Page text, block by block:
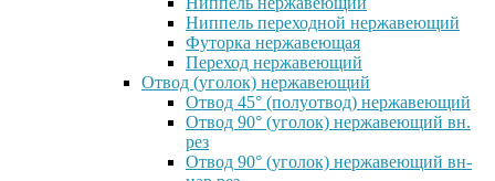
Ниппель переходной нержавеющий
Футорка нержавеющая
Переход нержавеющий
Отвод (уголок) нержавеющий
Отвод 45° (полуотвод) нержавеющий
Отвод 90° (уголок) нержавеющий вн.
рез
Отвод 90° (уголок) нержавеющий вн-